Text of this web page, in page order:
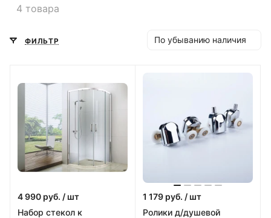
4 товара
ФИЛЬТР По убыванию наличия
4 990 руб. / шт
Набор стекол к
1 179 руб. / шт
Ролики д/душевой